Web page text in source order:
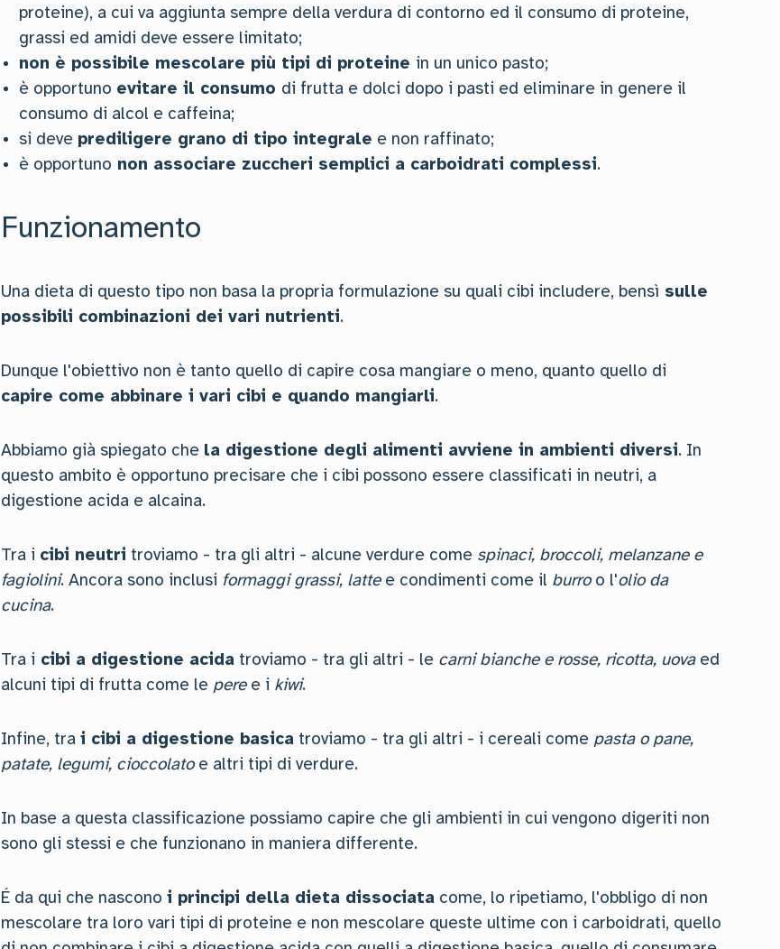
proteine), a cui va aggiunta sempre della verdura di contorno ed il consumo di proteine,
grassi ed amidi deve essere limitato;
non è possibile mescolare più tipi di proteine in un unico pasto;
è opportuno evitare il consumo di frutta e dolci dopo i pasti ed eliminare in genere il
consumo di alcol e caffeina;
si deve prediligere grano di tipo integrale e non raffinato;
è opportuno non associare zuccheri semplici a carboidrati complessi.
Funzionamento
Una dieta di questo tipo non basa la propria formulazione su quali cibi includere, bensì sulle
possibili combinazioni dei vari nutrienti.
Dunque l'obiettivo non è tanto quello di capire cosa mangiare o meno, quanto quello di
capire come abbinare i vari cibi e quando mangiarli.
Abbiamo già spiegato che la digestione degli alimenti avviene in ambienti diversi. In
questo ambito è opportuno precisare che i cibi possono essere classificati in neutri, a
digestione acida e alcaina.
Tra i cibi neutri troviamo - tra gli altri - alcune verdure come spinaci, broccoli, melanzane e
fagiolini. Ancora sono inclusi formaggi grassi, latte e condimenti come il burroo l'olio da
cucina.
Tra i cibi a digestione acida troviamo - tra gli altri - le carni bianche e rosse, ricotta, uovaed
alcuni tipi di frutta come le peree i kiwi.
Infine, tra i cibi a digestione basica troviamo - tra gli altri - i cereali come pasta o pane,
patate, legumi, cioccolatoe altri tipi di verdure.
In base a questa classificazione possiamo capire che gli ambienti in cui vengono digeriti non
sono gli stessi e che funzionano in maniera differente.
É da qui che nascono i principi della dieta dissociata come, lo ripetiamo, l'obbligo di non
mescolare tra loro vari tipi di proteine e non mescolare queste ultime con i carboidrati, quello